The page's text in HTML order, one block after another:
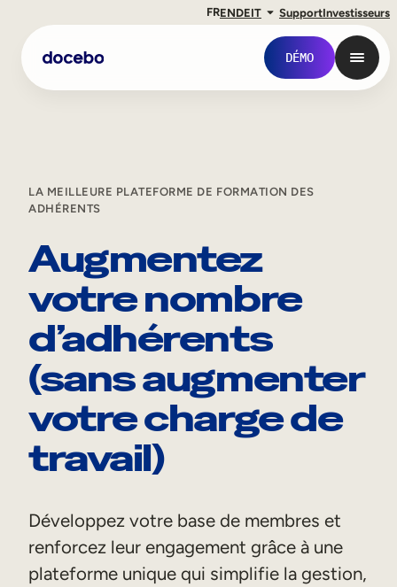
FRENDEIT SupportInvestisseurs
DÉMO
Onboarding des employés
Formation des employés
Aide à la vente
Formation à la conformité
Formation externe
Formation client
LA MEILLEURE PLATEFORME DE FORMATION DES
ADHÉRENTS
Augmentez
votre nombre
d’adhérents
(sans augmenter
votre charge de
travail)
Développez votre base de membres et
renforcez leur engagement grâce à une
plateforme unique qui simplifie la gestion,